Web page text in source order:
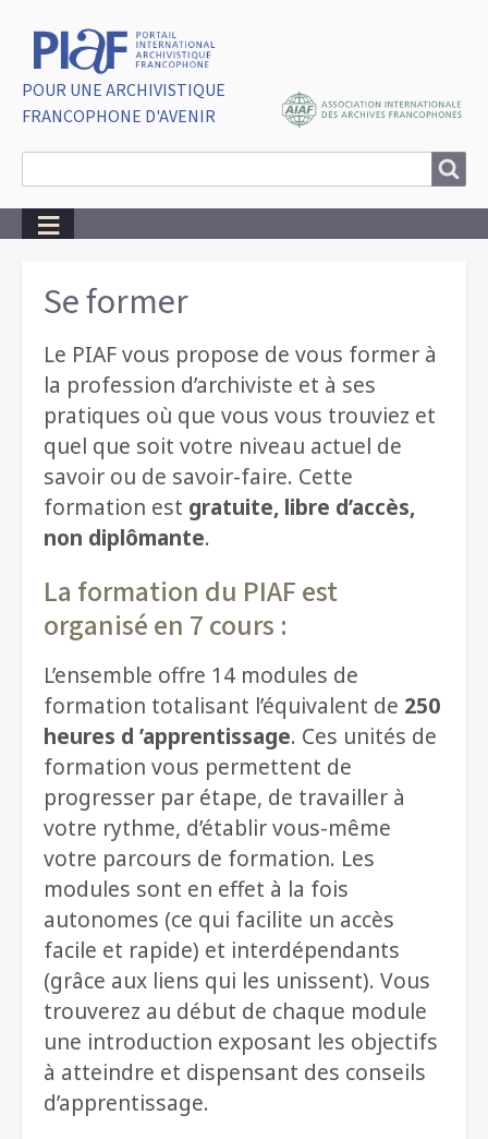
POUR UNE ARCHIVISTIQUE
FRANCOPHONE D'AVENIR
Se former
Le PIAF vous propose de vous former à
la profession d’archiviste et à ses
pratiques où que vous vous trouviez et
quel que soit votre niveau actuel de
savoir ou de savoir-faire. Cette
formation est gratuite, libre d’accès,
non diplômante.
La formation du PIAF est
organisé en 7 cours :
L’ensemble offre 14 modules de
formation totalisant l’équivalent de 250
heures d ’apprentissage. Ces unités de
formation vous permettent de
progresser par étape, de travailler à
votre rythme, d’établir vous-même
votre parcours de formation. Les
modules sont en effet à la fois
autonomes (ce qui facilite un accès
facile et rapide) et interdépendants
(grâce aux liens qui les unissent). Vous
trouverez au début de chaque module
une introduction exposant les objectifs
à atteindre et dispensant des conseils
d’apprentissage.